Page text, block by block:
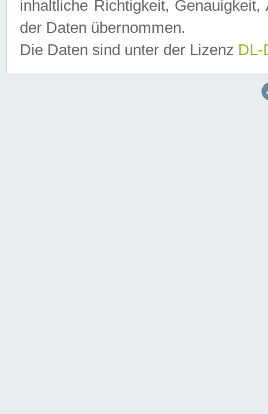
inhaltliche Richtigkeit,
der Daten übernommen.
Die Daten sind unter der Lizenz